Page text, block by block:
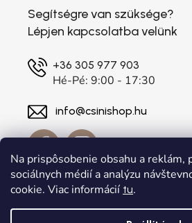
Na prispôsobenie obsahu a reklám,
sociálnych médií a analýzu
cookie. Viac informácií tu.
Segítségre van szüksége?
Lépjen kapcsolatba velünk
+36 305 977 903
Hé-Pé: 9:00 - 17:30
info@csinishop.hu